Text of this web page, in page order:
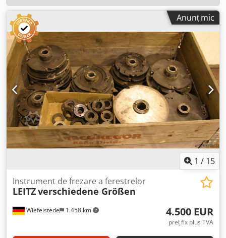
Anunț mic
1 / 15
Wiefelstede 1.458 km
Instrument de frezare a ferestrelor
LEITZverschiedene Größen
4.500 EUR
preț fix plus TVA